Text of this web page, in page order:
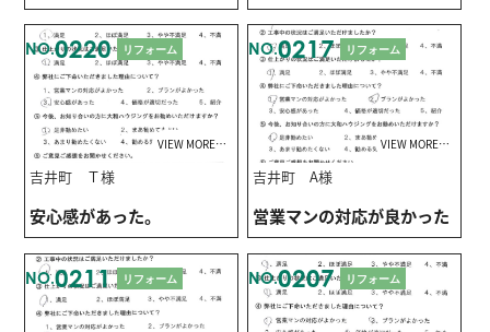
VIEW MORE…
NO.0220 リフォーム
吉井町 Ｔ様
安心感があった。
VIEW MORE…
NO.0217 リフォーム
吉井町 A様
営業マンの対応が良かった
NO.0211 リフォーム NO.0207 リフォーム